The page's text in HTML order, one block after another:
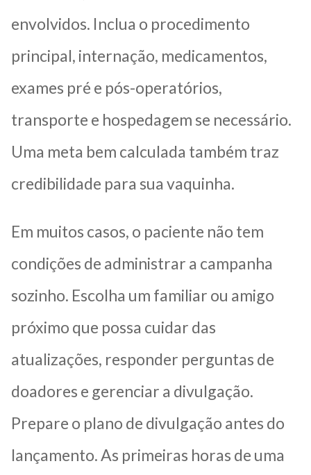
envolvidos. Inclua o procedimento
principal, internação, medicamentos,
exames pré e pós-operatórios,
transporte e hospedagem se necessário.
Uma meta bem calculada também traz
credibilidade para sua vaquinha.
Em muitos casos, o paciente não tem
condições de administrar a campanha
sozinho. Escolha um familiar ou amigo
próximo que possa cuidar das
atualizações, responder perguntas de
doadores e gerenciar a divulgação.
Prepare o plano de divulgação antes do
lançamento. As primeiras horas de uma